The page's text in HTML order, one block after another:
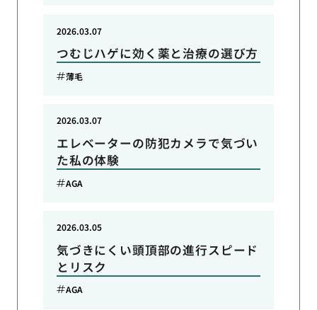
つむじハゲに効く薬と治療の選び方
2026.03.07
薄毛
エレベーターの防犯カメラで気づい
た私の体験
2026.03.07
AGA
気づきにくい頭頂部の進行スピード
とリスク
2026.03.05
AGA